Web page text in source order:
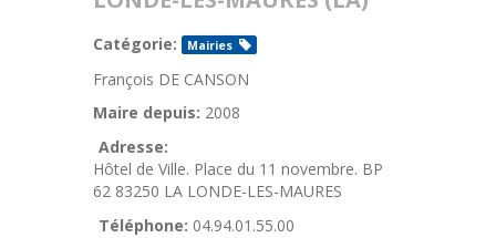
Catégorie: Mairies
François DE CANSON
Maire depuis: 2008
Adresse:
Hôtel de Ville. Place du 11 novembre. BP
62 83250 LA LONDE-LES-MAURES
Téléphone: 04.94.01.55.00